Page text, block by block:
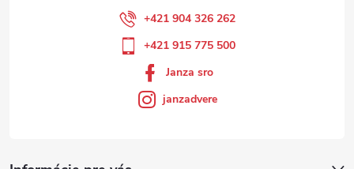
+421 904 326 262
+421 915 775 500
Janza sro
janzadvere